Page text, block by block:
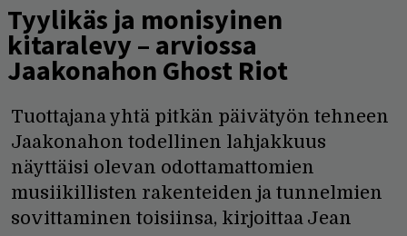
Tyylikäs ja monisyinen
kitaralevy – arviossa
Jaakonahon Ghost Riot
Tuottajana yhtä pitkän päivätyön tehneen
Jaakonahon todellinen lahjakkuus
näyttäisi olevan odottamattomien
musiikillisten rakenteiden ja tunnelmien
sovittaminen toisiinsa, kirjoittaa Jean